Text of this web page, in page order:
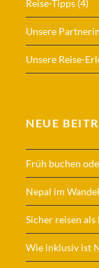
Reise-Tipps (4)
Unsere
Unsere Reise-
NEUE
Früh buchen
Nepal im Wandel
Sicher reisen
Wie inklusiv ist